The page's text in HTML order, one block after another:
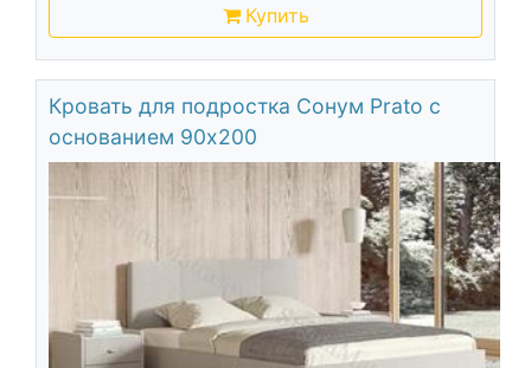
Купить
Кровать для подростка Сонум Prato с
основанием 90х200